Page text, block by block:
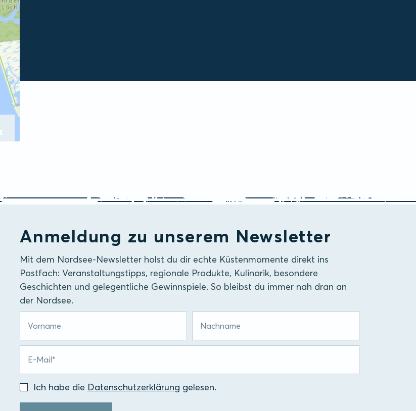
Anmeldung zu unserem Newsletter
Mit dem Nordsee-Newsletter holst du dir echte Küstenmomente direkt ins
Postfach: Veranstaltungstipps, regionale Produkte, Kulinarik, besondere
Geschichten und gelegentliche Gewinnspiele. So bleibst du immer nah dran an
der Nordsee.
Ich habe die Datenschutzerklärung gelesen.